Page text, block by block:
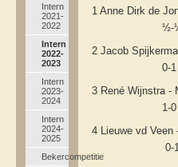
Intern
2021-
2022
Intern
2022-
2023
Intern
2023-
2024
Intern
2024-
2025
Bekercompetitie
1 Anne Dirk de
½-
2 Jacob
0-1
3 René
1-0
4 Lieuwe vd
0-1